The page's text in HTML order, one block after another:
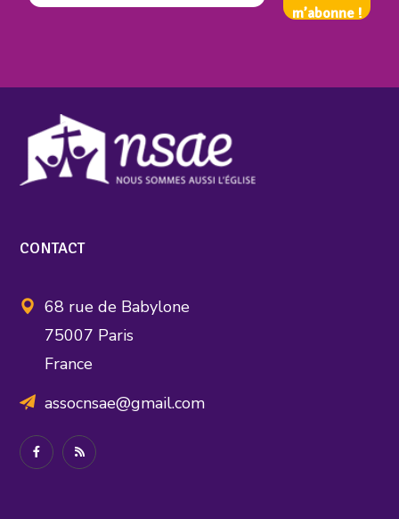
CONTACT
68 rue de Babylone
75007 Paris
France
assocnsae@gmail.com